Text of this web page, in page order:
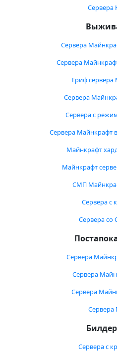
Сервера
Сервера
Сервера
Гриф
Сервера
Сервера с
Сервера Майнкрафт
Майнкрафт
Майнкрафт
СМП
Сервера с
Сервера со
Сервера
Сервера
Сервера
Сервера
Сервера с